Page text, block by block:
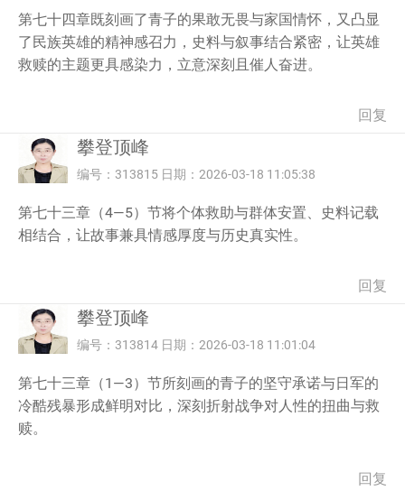
第七十四章既刻画了青子的果敢无畏与家国情怀，又凸显
了民族英雄的精神感召力，史料与叙事结合紧密，让英雄
救赎的主题更具感染力，立意深刻且催人奋进。
回复
攀登顶峰
编号：313815 日期：2026-03-18 11:05:38
第七十三章（4—5）节将个体救助与群体安置、史料记载
相结合，让故事兼具情感厚度与历史真实性。
回复
攀登顶峰
编号：313814 日期：2026-03-18 11:01:04
第七十三章（1—3）节所刻画的青子的坚守承诺与日军的
冷酷残暴形成鲜明对比，深刻折射战争对人性的扭曲与救
赎。
回复